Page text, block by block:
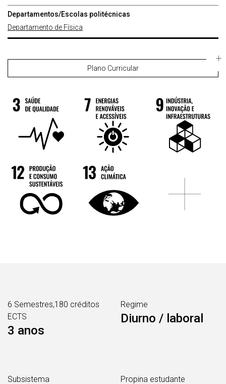
Departamentos/Escolas politécnicas
Departamento de Física
Plano Curricular
6 Semestres,180 créditos
ECTS
3 anos
Regime
Diurno / laboral
Subsistema
Propina estudante